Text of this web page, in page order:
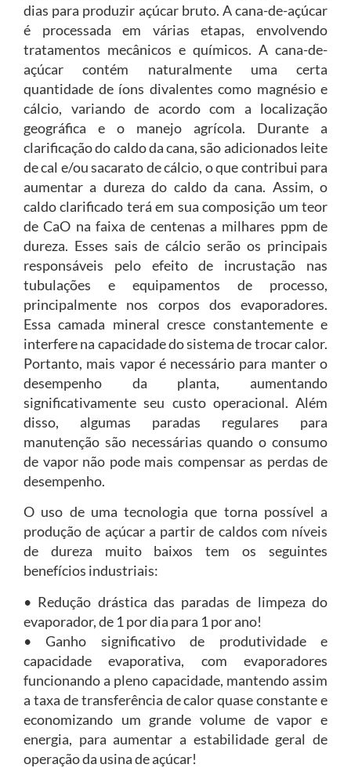
dias para produzir açúcar bruto. A cana-de-açúcar
é processada em várias etapas, envolvendo
tratamentos mecânicos e químicos. A cana-de-
açúcar contém naturalmente uma certa
quantidade de íons divalentes como magnésio e
cálcio, variando de acordo com a localização
geográfica e o manejo agrícola. Durante a
clarificação do caldo da cana, são adicionados leite
de cal e/ou sacarato de cálcio, o que contribui para
aumentar a dureza do caldo da cana. Assim, o
caldo clarificado terá em sua composição um teor
de CaO na faixa de centenas a milhares ppm de
dureza. Esses sais de cálcio serão os principais
responsáveis pelo efeito de incrustação nas
tubulações e equipamentos de processo,
principalmente nos corpos dos evaporadores.
Essa camada mineral cresce constantemente e
interfere na capacidade do sistema de trocar calor.
Portanto, mais vapor é necessário para manter o
desempenho da planta, aumentando
significativamente seu custo operacional. Além
disso, algumas paradas regulares para
manutenção são necessárias quando o consumo
de vapor não pode mais compensar as perdas de
desempenho.
O uso de uma tecnologia que torna possível a
produção de açúcar a partir de caldos com níveis
de dureza muito baixos tem os seguintes
benefícios industriais:
• Redução drástica das paradas de limpeza do
evaporador, de 1 por dia para 1 por ano!
• Ganho significativo de produtividade e
capacidade evaporativa, com evaporadores
funcionando a pleno capacidade, mantendo assim
a taxa de transferência de calor quase constante e
economizando um grande volume de vapor e
energia, para aumentar a estabilidade geral de
operação da usina de açúcar!